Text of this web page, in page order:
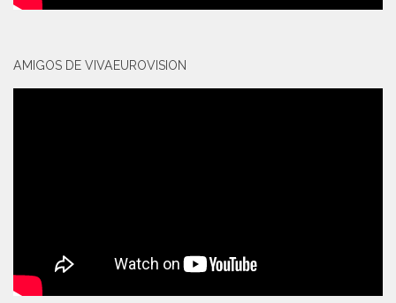
AMIGOS DE VIVAEUROVISION